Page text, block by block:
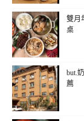
雙月
桌
but.
薦